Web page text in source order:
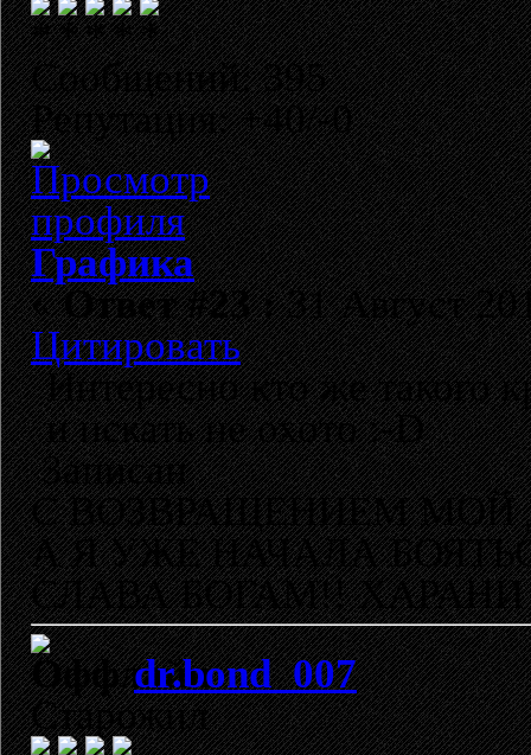
Сообщений: 395
Репутация: +40/-0
Графика
«Ответ #23 :31 Август
Цитировать
Интересно кто же такого
и искать не охото :-D
Записан
С ВОЗВРАЩЕНИЕМ МОЙ
А Я УЖЕ НАЧАЛА
СЛАВА БОГАМ!!
dr.bond_007
Старожил